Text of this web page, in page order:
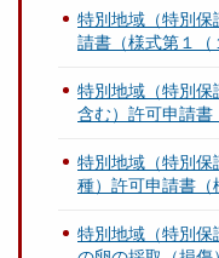
特別地域（特別保
請書（様式第１（
特別地域（特別保
含む）許可申請書
特別地域（特別保
種）許可申請書（
特別地域（特別保